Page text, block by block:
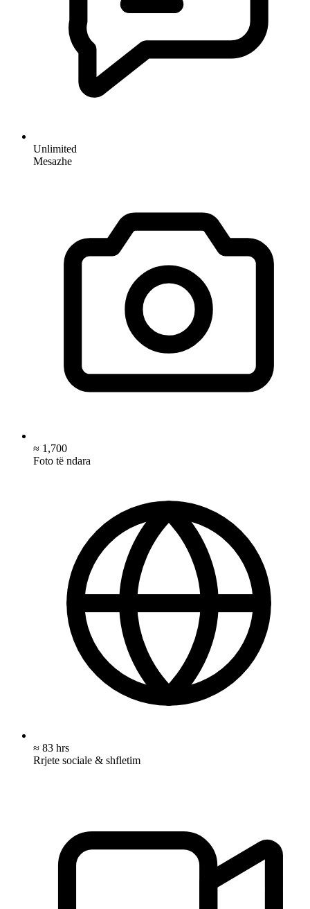
Unlimited
Mesazhe
≈ 1,700
Foto të ndara
≈ 83 hrs
Rrjete sociale & shfletim